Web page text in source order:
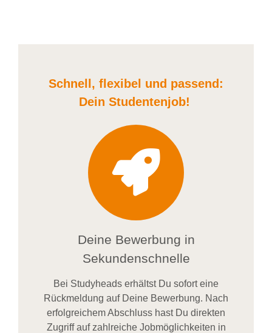
Schnell, flexibel und passend:
Dein Studentenjob!
Deine Bewerbung in
Sekundenschnelle
Bei Studyheads erhältst Du sofort eine
Rückmeldung auf Deine Bewerbung. Nach
erfolgreichem Abschluss hast Du direkten
Zugriff auf zahlreiche Jobmöglichkeiten in